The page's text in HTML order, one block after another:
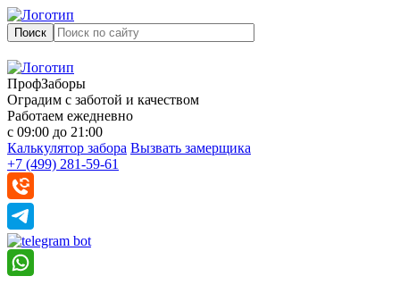
Поиск
ПрофЗаборы
Оградим с заботой и качеством
Работаем ежедневно
с 09:00 до 21:00
Калькулятор забора Вызвать замерщика
+7 (499) 281-59-61